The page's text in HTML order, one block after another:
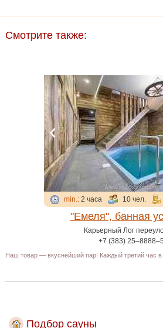
Смотрите также:
min.:2 часа 10 чел.
"Емеля", банная
Карьерный Лог
+7 (383) 25‒8888‒5
Наш товар — вкуснейший пар! Каждый третий час в
Подбор сауны